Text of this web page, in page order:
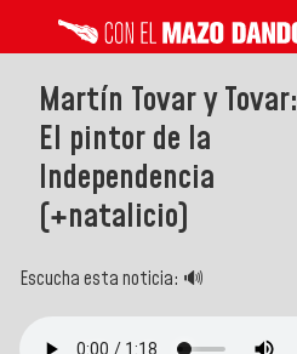
Martín Tovar y Tovar:
El pintor de la
Independencia
(+natalicio)
Escucha esta noticia: 🔊